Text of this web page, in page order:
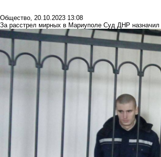
Общество 20.10.2023 13:08
За расстрел мирных в Мариуполе Суд ДНР